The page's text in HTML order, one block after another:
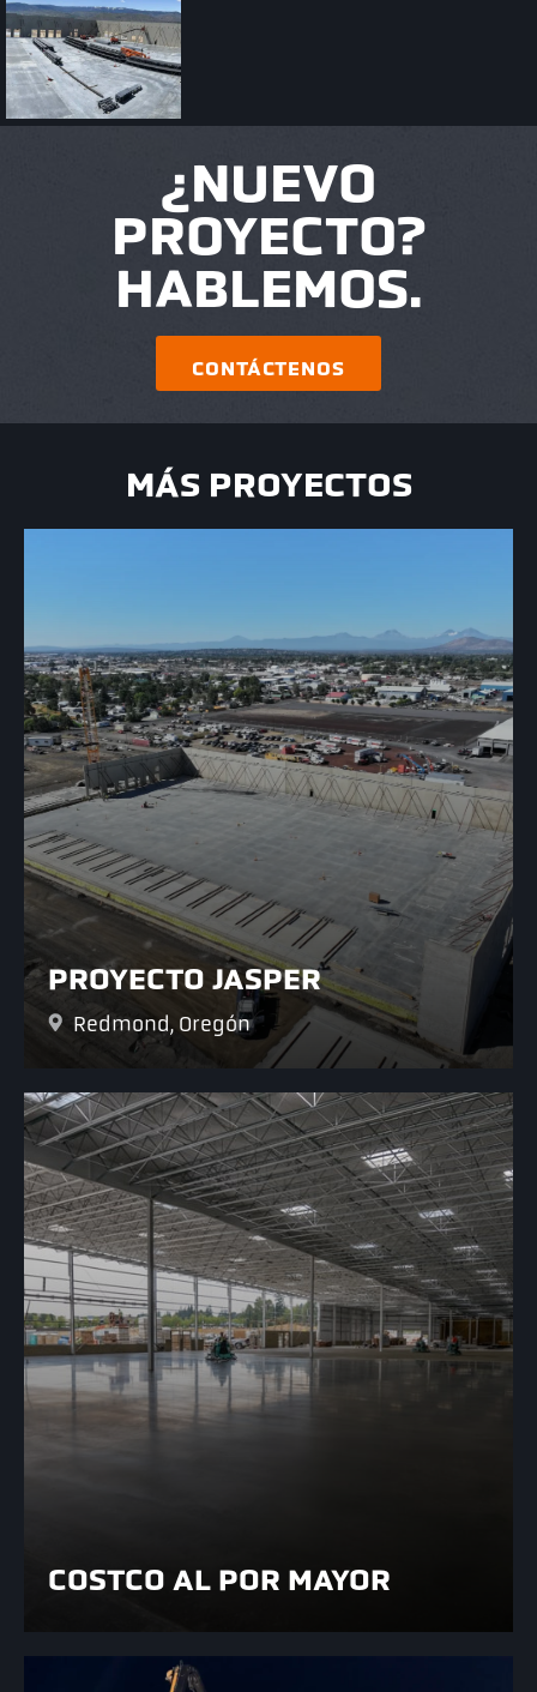
¿NUEVO
PROYECTO?
HABLEMOS.
CONTÁCTENOS
MÁS PROYECTOS
PROYECTO JASPER
Redmond, Oregón
COSTCO AL POR MAYOR